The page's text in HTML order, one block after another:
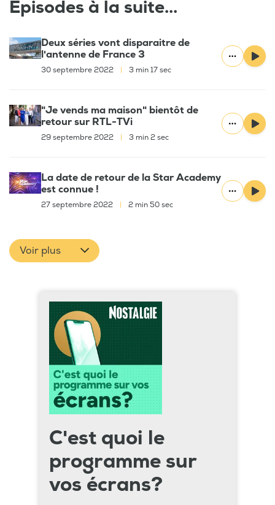
Épisodes à la suite...
Deux séries vont disparaitre de
l'antenne de France 3
30 septembre 2022 3 min 17 sec
"Je vends ma maison" bientôt de
retour sur RTL-TVi
29 septembre 2022 3 min 2 sec
La date de retour de la Star Academy
est connue !
27 septembre 2022 2 min 50 sec
Voir plus
C'est quoi le
programme sur
vos écrans?